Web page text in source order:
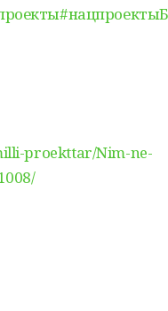
proekttar/Nim-ne-